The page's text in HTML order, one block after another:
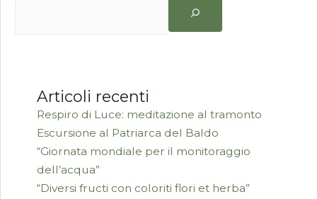
Articoli recenti
Respiro di Luce: meditazione al tramonto
Escursione al Patriarca del Baldo
“Giornata mondiale per il monitoraggio
dell’acqua”
“Diversi fructi con coloriti flori et herba”